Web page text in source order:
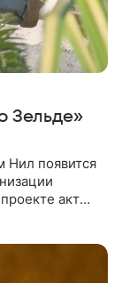
Зельде»
Нил появится
актер